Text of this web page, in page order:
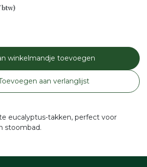
winkelmandje toevoegen
aan verlanglijst
eucalyptus-takken, perfect voor
stoombad.